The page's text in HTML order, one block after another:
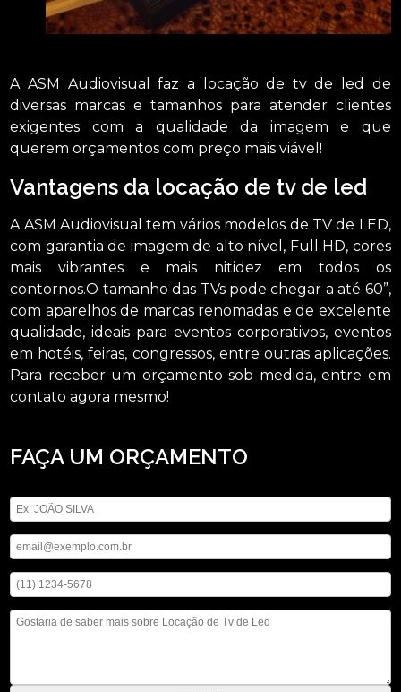
A ASM Audiovisual faz a locação de tv de led de
diversas marcas e tamanhos para atender clientes
exigentes com a qualidade da imagem e que
querem orçamentos com preço mais viável!
Vantagens da locação de tv de led
A ASM Audiovisual tem vários modelos de TV de LED,
com garantia de imagem de alto nível, Full HD, cores
mais vibrantes e mais nitidez em todos os
contornos.O tamanho das TVs pode chegar a até 60”,
com aparelhos de marcas renomadas e de excelente
qualidade, ideais para eventos corporativos, eventos
em hotéis, feiras, congressos, entre outras aplicações.
Para receber um orçamento sob medida, entre em
contato agora mesmo!
FAÇA UM ORÇAMENTO